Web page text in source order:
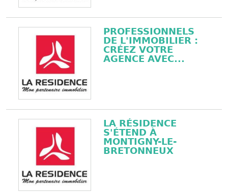
PROFESSIONNELS
DE L'IMMOBILIER :
CRÉEZ VOTRE
AGENCE AVEC...
LA RÉSIDENCE
S'ÉTEND À
MONTIGNY-LE-
BRETONNEUX